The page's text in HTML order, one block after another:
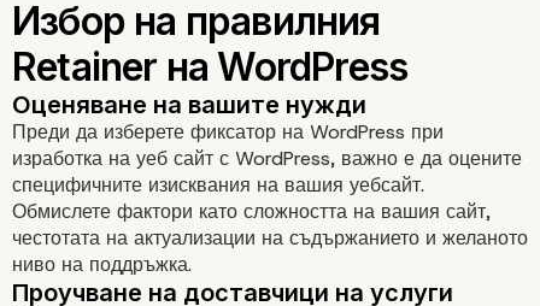
Подобрения в сигурността
Преди да изберете фиксатор на WordPress при
изработка на уеб сайт с WordPress, важно е да оцените
специфичните изисквания на вашия уебсайт.
Обмислете фактори като сложността на вашия сайт,
честотата на актуализации на съдържанието и желаното
ниво на поддръжка.